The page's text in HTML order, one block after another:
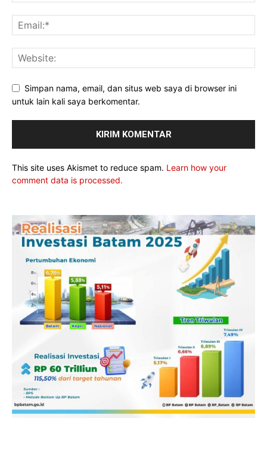
Simpan nama, email, dan situs web saya di browser ini
untuk lain kali saya berkomentar.
This site uses Akismet to reduce spam. Learn how your
comment data is processed.